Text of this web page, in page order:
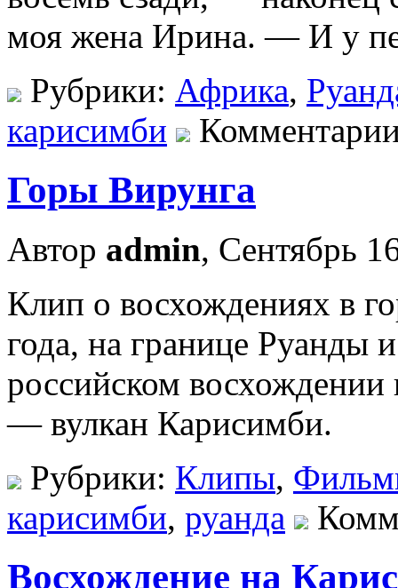
моя жена Ирина. — И у
Рубрики: Африка,
карисимби
Горы Вирунга
Автор admin, Сентябрь
Клип о восхождениях в
года, на границе Руанды
российском
— вулкан Карисимби.
Рубрики: Клипы,
карисимби, руанда
Восхождение на